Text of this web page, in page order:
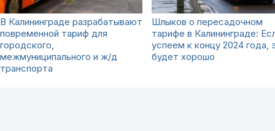
В Калининграде разрабатывают
повременной тариф для
городского,
межмуниципального и ж/д
транспорта
Шлыков о пересадочном
тарифе в Калининграде:
успеем к концу 2024 года,
будет хорошо